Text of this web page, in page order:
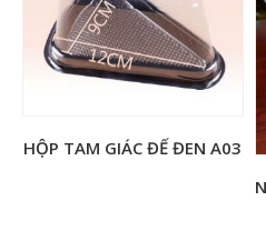
HỘP TAM GIÁC ĐẾ ĐEN A03